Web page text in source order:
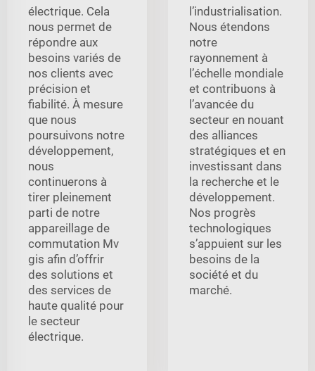
électrique. Cela
nous permet de
répondre aux
besoins variés de
nos clients avec
précision et
fiabilité. À mesure
que nous
poursuivons notre
développement,
nous
continuerons à
tirer pleinement
parti de notre
appareillage de
commutation Mv
gis afin d’offrir
des solutions et
des services de
haute qualité pour
le secteur
électrique.
l’industrialisation.
Nous étendons
notre
rayonnement à
l’échelle mondiale
et contribuons à
l’avancée du
secteur en nouant
des alliances
stratégiques et en
investissant dans
la recherche et le
développement.
Nos progrès
technologiques
s’appuient sur les
besoins de la
société et du
marché.